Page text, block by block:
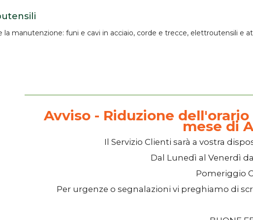
la manutenzione: funi e cavi in acciaio, corde e trecce, elettroutensili e
Avviso - Riduzione
mese di
Il Servizio Clienti sarà a vostra
Dal Lunedì al Venerdì
Pomeriggio
Per urgenze o segnalazioni vi preghiamo di